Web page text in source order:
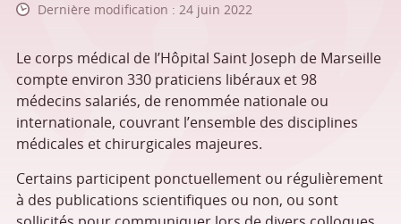
Dernière modification : 24 juin 2022
Le corps médical de l’Hôpital Saint Joseph de Marseille
compte environ 330 praticiens libéraux et 98
médecins salariés, de renommée nationale ou
internationale, couvrant l’ensemble des disciplines
médicales et chirurgicales majeures.
Certains participent ponctuellement ou régulièrement
à des publications scientifiques ou non, ou sont